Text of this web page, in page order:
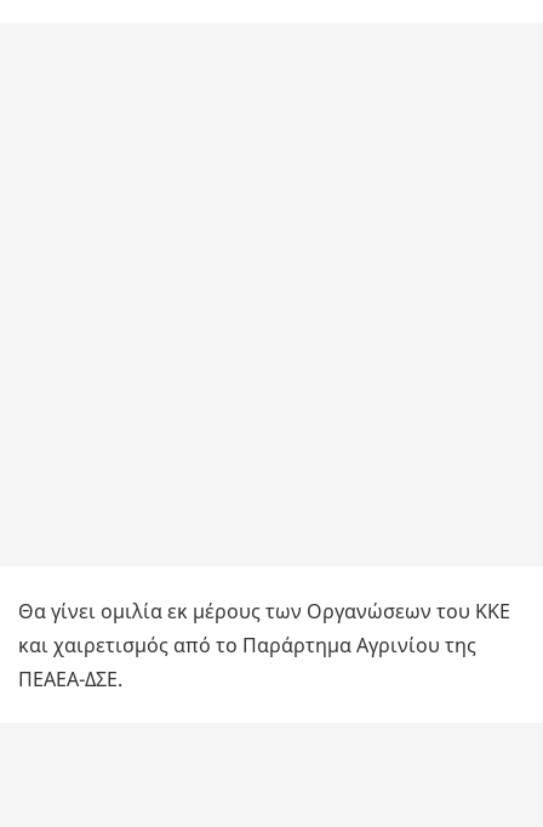
Θα γίνει ομιλία εκ μέρους των Οργανώσεων του ΚΚΕ
και χαιρετισμός από το Παράρτημα Αγρινίου της
ΠΕΑΕΑ-ΔΣΕ.